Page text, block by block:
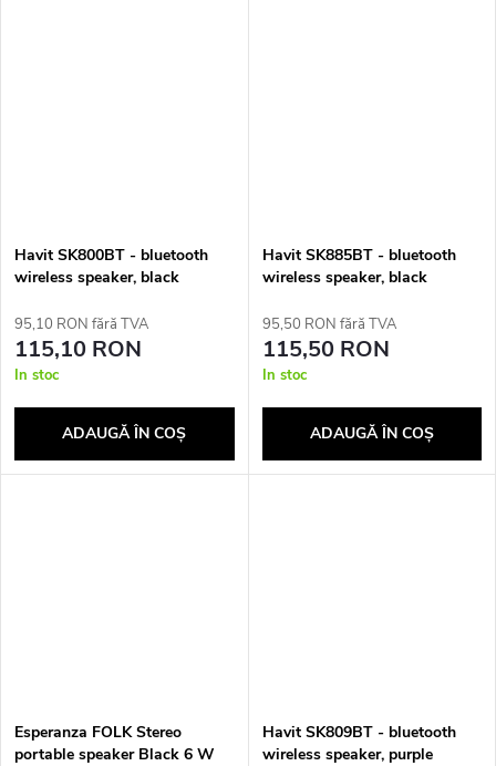
Havit SK800BT - bluetooth
wireless speaker, black
95,10 RON fără TVA
115,10 RON
In stoc
ADAUGĂ ÎN COŞ
Havit SK885BT - bluetooth
wireless speaker, black
95,50 RON fără TVA
115,50 RON
In stoc
ADAUGĂ ÎN COŞ
Esperanza FOLK Stereo
portable speaker Black 6 W
Havit SK809BT - bluetooth
wireless speaker, purple